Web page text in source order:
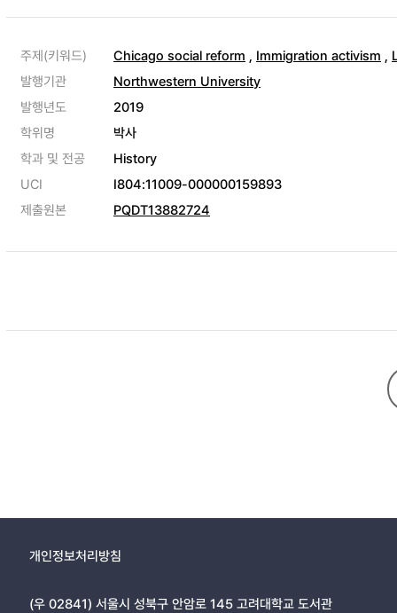
주제(키워드) Chicago social reform , Immigration activism ,
발행기관
Northwestern University
발행년도
2019
학위명
박사
학과 및 전공
History
UCI
I804:11009-000000159893
제출원본
PQDT13882724
개인정보처리방침
(우 02841) 서울시 성북구 안암로 145 고려대학교 도서관